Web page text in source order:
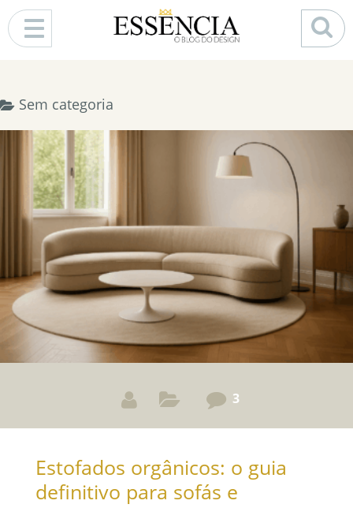
Sem categoria
3
Estofados orgânicos: o guia
definitivo para sofás e